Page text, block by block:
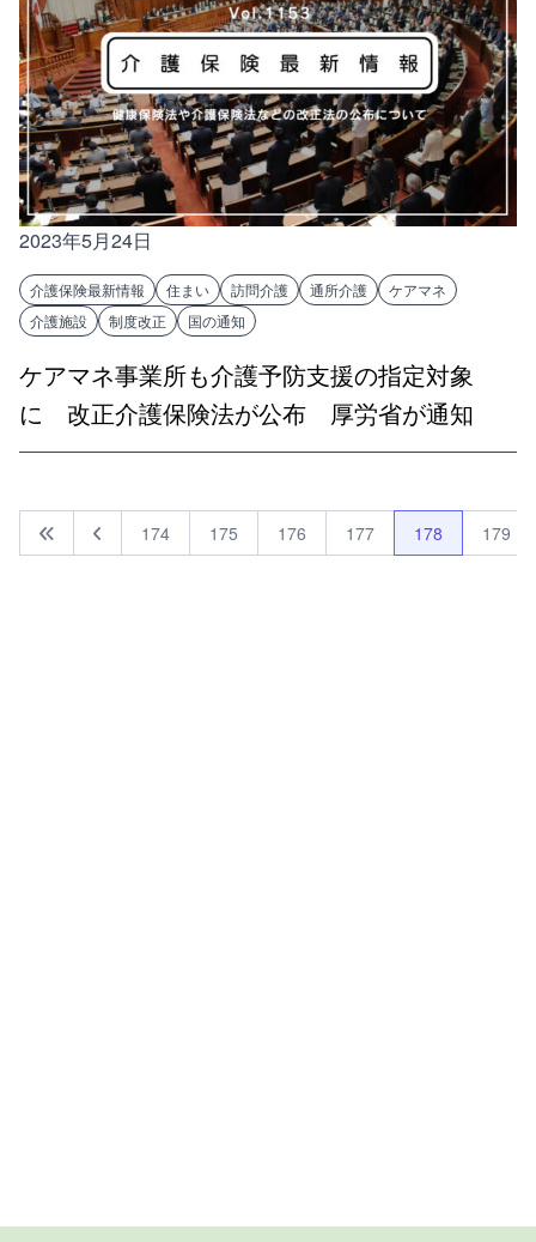
2023年5月24日
介護保険最新情報 住まい 訪問介護 通所介護
ケアマネ
介護施設
制度改正 国の通知
ケアマネ事業所も介護予防支援の指定対象
に 改正介護保険法が公布 厚労省が通知
174 175 176 177 178 179